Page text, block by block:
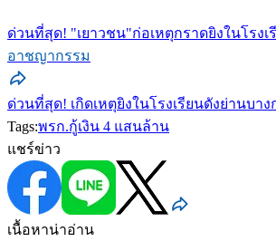
ด่วนที่สุด! "เยาวชน"ก่อเหตุกราดยิงในโรง
อาชญากรรม
ด่วนที่สุด! เกิดเหตุยิงในโรงเรียนดังย่านบา
Tags:พรก.กู้เงิน 4 แสนล้าน
แชร์ข่าว
เนื้อหาน่าอ่าน